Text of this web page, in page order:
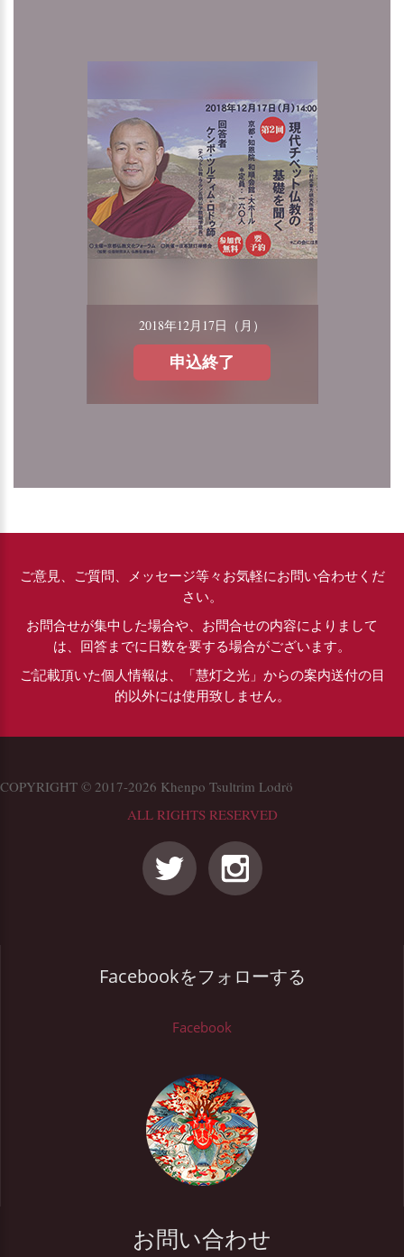
2018年12月17日（月）
申込終了
ご意見、ご質問、メッセージ等々お気軽にお問い合わせくだ
さい。
お問合せが集中した場合や、お問合せの内容によりまして
は、回答までに日数を要する場合がございます。
ご記載頂いた個人情報は、「慧灯之光」からの案内送付の目
的以外には使用致しません。
COPYRIGHT © 2017-2026 Khenpo Tsultrim Lodrö
ALL RIGHTS RESERVED
Facebookをフォローする
Facebook
お問い合わせ